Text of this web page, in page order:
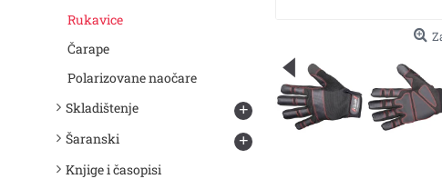
Rukavice
Čarape
Polarizovane naočare
Skladištenje
+
Šaranski +
Knjige i časopisi